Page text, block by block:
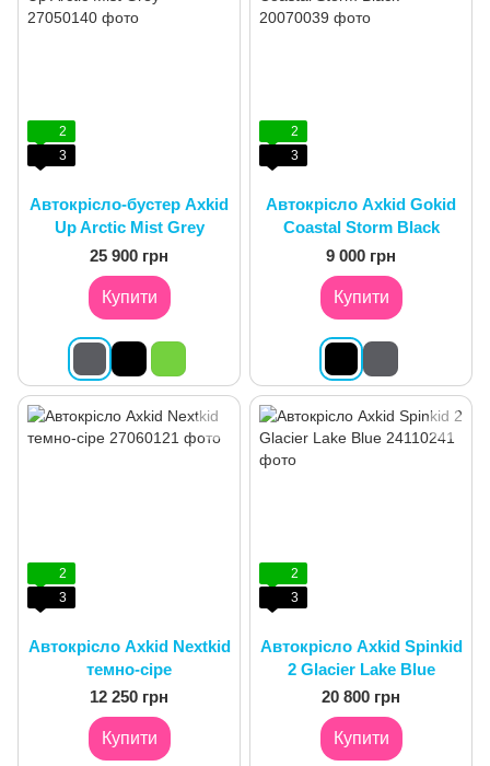
2
3
Автокрісло-бустер Axkid
Up Arctic Mist Grey
25 900 грн
Купити
2
3
Автокрісло Axkid Gokid
Coastal Storm Black
9 000 грн
Купити
2
3
Автокрісло Axkid Nextkid
темно-сіре
12 250 грн
Купити
2
3
Автокрісло Axkid Spinkid
2 Glacier Lake Blue
20 800 грн
Купити